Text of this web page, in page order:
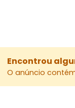
Encontrou
O anúncio